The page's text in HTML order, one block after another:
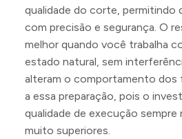
qualidade do corte, permitindo
com precisão e segurança. O
melhor quando você trabalha
estado natural, sem
alteram o comportamento dos
a essa preparação, pois o
qualidade de execução
muito superiores.